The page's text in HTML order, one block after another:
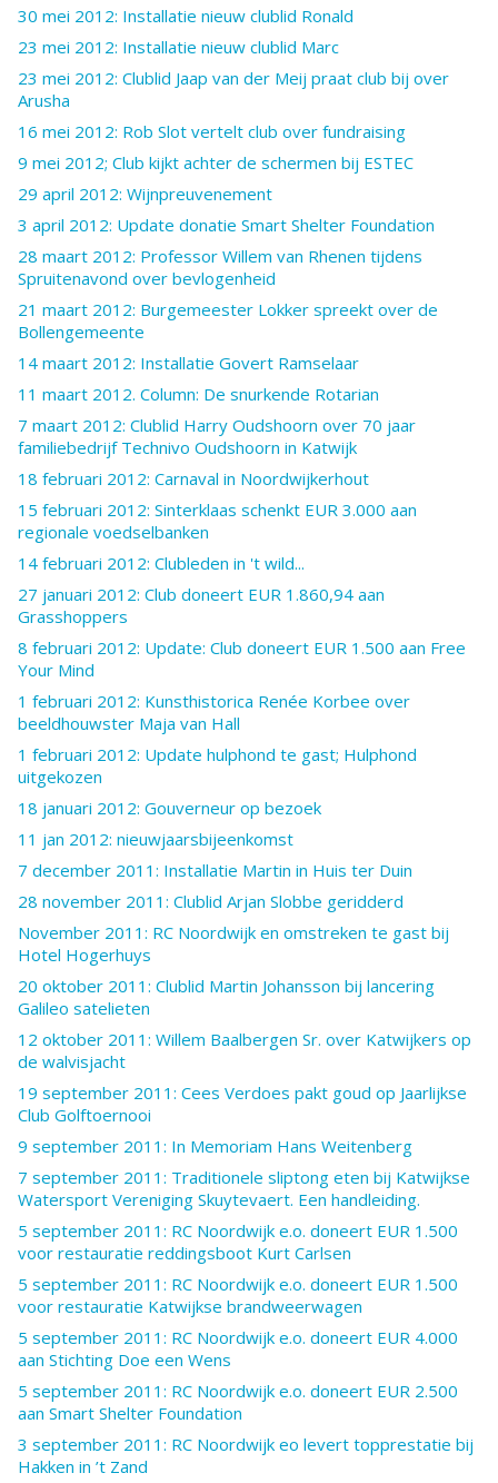
30 mei 2012: Installatie nieuw clublid Ronald
23 mei 2012: Installatie nieuw clublid Marc
23 mei 2012: Clublid Jaap van der Meij praat club bij over
Arusha
16 mei 2012: Rob Slot vertelt club over fundraising
9 mei 2012; Club kijkt achter de schermen bij ESTEC
29 april 2012: Wijnpreuvenement
3 april 2012: Update donatie Smart Shelter Foundation
28 maart 2012: Professor Willem van Rhenen tijdens
Spruitenavond over bevlogenheid
21 maart 2012: Burgemeester Lokker spreekt over de
Bollengemeente
14 maart 2012: Installatie Govert Ramselaar
11 maart 2012. Column: De snurkende Rotarian
7 maart 2012: Clublid Harry Oudshoorn over 70 jaar
familiebedrijf Technivo Oudshoorn in Katwijk
18 februari 2012: Carnaval in Noordwijkerhout
15 februari 2012: Sinterklaas schenkt EUR 3.000 aan
regionale voedselbanken
14 februari 2012: Clubleden in 't wild...
27 januari 2012: Club doneert EUR 1.860,94 aan
Grasshoppers
8 februari 2012: Update: Club doneert EUR 1.500 aan Free
Your Mind
1 februari 2012: Kunsthistorica Renée Korbee over
beeldhouwster Maja van Hall
1 februari 2012: Update hulphond te gast; Hulphond
uitgekozen
18 januari 2012: Gouverneur op bezoek
11 jan 2012: nieuwjaarsbijeenkomst
7 december 2011: Installatie Martin in Huis ter Duin
28 november 2011: Clublid Arjan Slobbe geridderd
November 2011: RC Noordwijk en omstreken te gast bij
Hotel Hogerhuys
20 oktober 2011: Clublid Martin Johansson bij lancering
Galileo satelieten
12 oktober 2011: Willem Baalbergen Sr. over Katwijkers op
de walvisjacht
19 september 2011: Cees Verdoes pakt goud op Jaarlijkse
Club Golftoernooi
9 september 2011: In Memoriam Hans Weitenberg
7 september 2011: Traditionele sliptong eten bij Katwijkse
Watersport Vereniging Skuytevaert. Een handleiding.
5 september 2011: RC Noordwijk e.o. doneert EUR 1.500
voor restauratie reddingsboot Kurt Carlsen
5 september 2011: RC Noordwijk e.o. doneert EUR 1.500
voor restauratie Katwijkse brandweerwagen
5 september 2011: RC Noordwijk e.o. doneert EUR 4.000
aan Stichting Doe een Wens
5 september 2011: RC Noordwijk e.o. doneert EUR 2.500
aan Smart Shelter Foundation
3 september 2011: RC Noordwijk eo levert topprestatie bij
Hakken in ’t Zand